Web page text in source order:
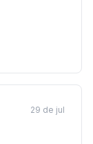
29 de jul